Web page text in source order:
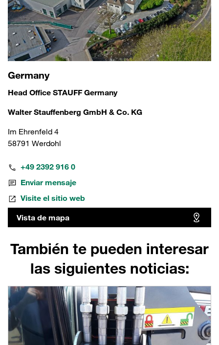
Germany
Head Office STAUFF Germany
Walter Stauffenberg GmbH & Co. KG
Im Ehrenfeld 4
58791 Werdohl
+49 2392 916 0
Enviar mensaje
Visite el sitio web
Vista de mapa
También te pueden interesar
las siguientes noticias: